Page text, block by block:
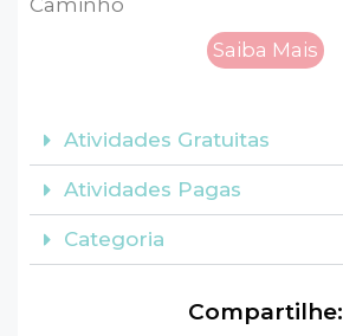
Caminho
Saiba Mais
Atividades Gratuitas
Atividades Pagas
Categoria
Compartilhe: